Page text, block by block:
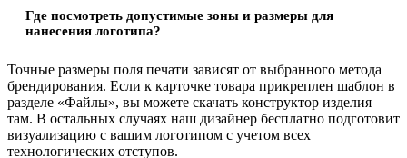
Где посмотреть допустимые зоны и размеры для
нанесения логотипа?
Точные размеры поля печати зависят от выбранного метода
брендирования. Если к карточке товара прикреплен шаблон в
разделе «Файлы», вы можете скачать конструктор изделия
там. В остальных случаях наш дизайнер бесплатно подготовит
визуализацию с вашим логотипом с учетом всех
технологических отступов.